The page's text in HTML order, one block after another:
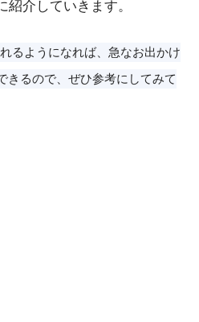
紹介していきます。
るようになれば、急なお出かけ
きるので、ぜひ参考にしてみて